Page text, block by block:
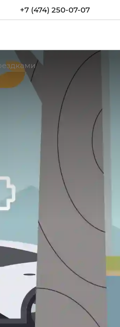
+7 (474) 250-07-07